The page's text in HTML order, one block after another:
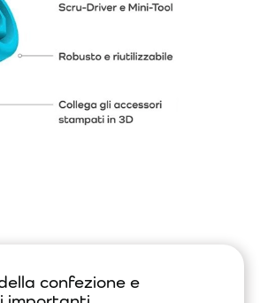
confezione e